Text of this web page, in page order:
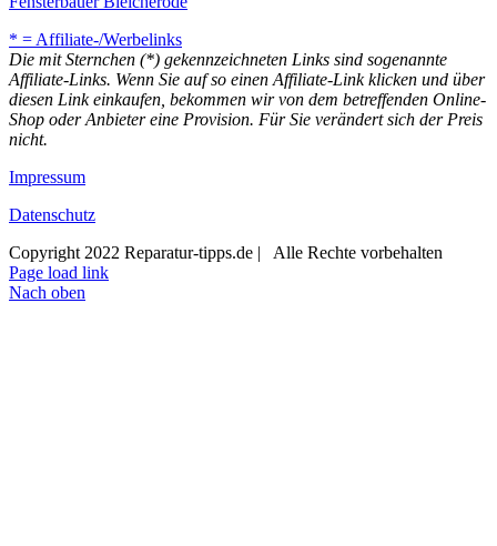
* = Affiliate-/Werbelinks
Die mit Sternchen (*) gekennzeichneten Links sind sogenannte
Affiliate-Links. Wenn Sie auf so einen Affiliate-Link klicken und über
diesen Link einkaufen, bekommen wir von dem betreffenden Online-
Shop oder Anbieter eine Provision. Für Sie verändert sich der Preis
nicht.
Impressum
Datenschutz
Copyright 2022 Reparatur-tipps.de | Alle Rechte vorbehalten
Page load link
Nach oben